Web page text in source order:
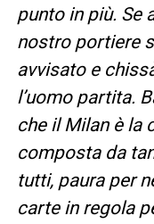
punto in più. Se
nostro portiere
avvisato e
l’uomo partita.
che il Milan è la
composta da
tutti, paura per
carte in regola